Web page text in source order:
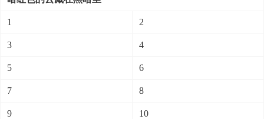
1 2
3 4
5 6
7 8
9 10